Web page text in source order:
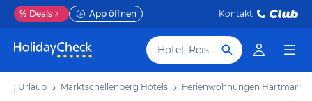
% Deals App öffnen Kontakt
Hotel, Reiseziel
Urlaub Marktschellenberg Hotels Ferienwohnungen Hartmann